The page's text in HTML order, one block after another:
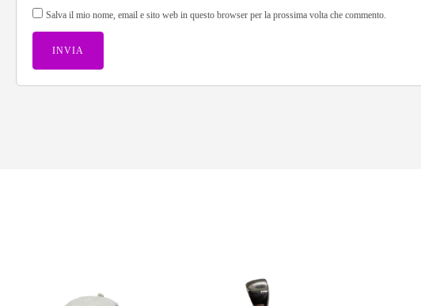
Salva il mio nome, email e sito web in questo browser per la prossima volta che commento.